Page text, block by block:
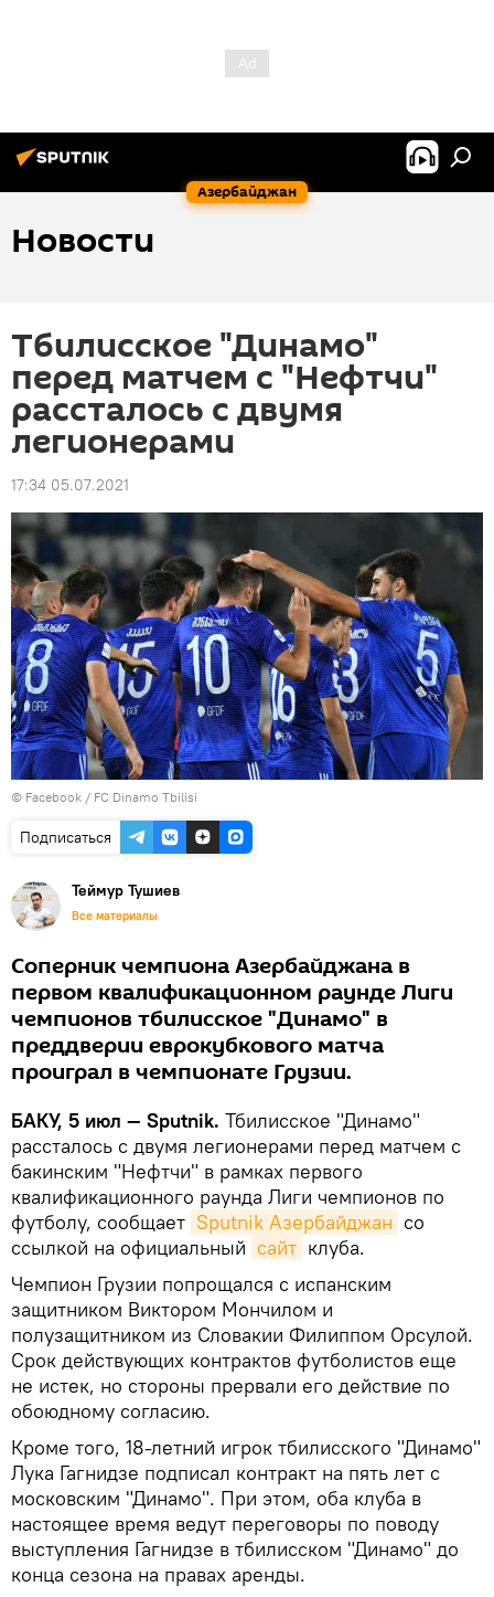
Азербайджан
Новости
Тбилисское "Динамо"
перед матчем с "Нефтчи"
рассталось с двумя
легионерами
17:34 05.07.2021
© Facebook / FC Dinamo Tbilisi
Подписаться
Теймур Тушиев
Все материалы
Соперник чемпиона Азербайджана в
первом квалификационном раунде Лиги
чемпионов тбилисское "Динамо" в
преддверии еврокубкового матча
проиграл в чемпионате Грузии.
БАКУ, 5 июл — Sputnik. Тбилисское "Динамо"
рассталось с двумя легионерами перед матчем с
бакинским "Нефтчи" в рамках первого
квалификационного раунда Лиги чемпионов по
футболу, сообщает Sputnik Азербайджан со
ссылкой на официальный сайт клуба.
Чемпион Грузии попрощался с испанским
защитником Виктором Мончилом и
полузащитником из Словакии Филиппом Орсулой.
Срок действующих контрактов футболистов еще
не истек, но стороны прервали его действие по
обоюдному согласию.
Кроме того, 18-летний игрок тбилисского "Динамо"
Лука Гагнидзе подписал контракт на пять лет с
московским "Динамо". При этом, оба клуба в
настоящее время ведут переговоры по поводу
выступления Гагнидзе в тбилисском "Динамо" до
конца сезона на правах аренды.